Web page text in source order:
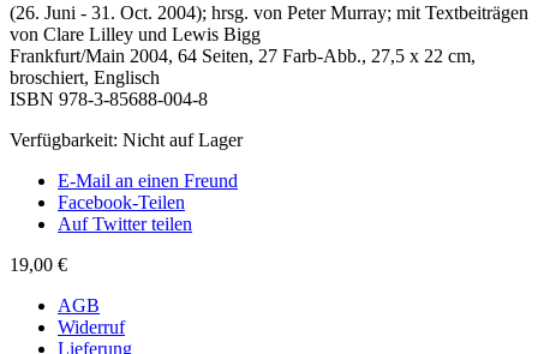
(26. Juni - 31. Oct. 2004); hrsg. von Peter Murray; mit Textbeiträgen
von Clare Lilley und Lewis Bigg
Frankfurt/Main 2004, 64 Seiten, 27 Farb-Abb., 27,5 x 22 cm,
broschiert, Englisch
ISBN 978-3-85688-004-8
Verfügbarkeit: Nicht auf Lager
E-Mail an einen Freund
Facebook-Teilen
Auf Twitter teilen
19,00 €
AGB
Widerruf
Lieferung